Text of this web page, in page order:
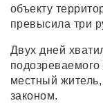
объекту
превысила три
Двух дней
местный
законом.